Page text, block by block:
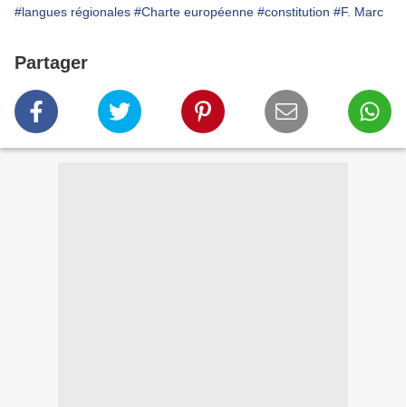
#langues régionales #Charte européenne #constitution #F. Marc
Partager